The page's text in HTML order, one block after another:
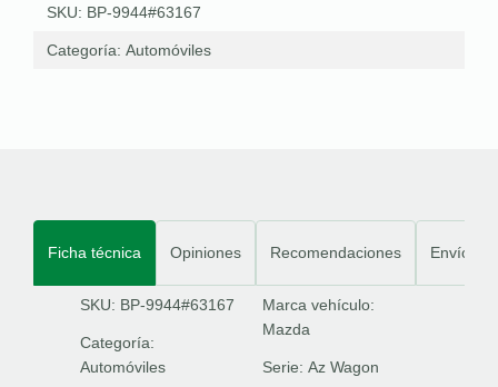
SKU: BP-9944#63167
Categoría: Automóviles
Ficha técnica Opiniones Recomendaciones Envíos
SKU: BP-9944#63167
Categoría:
Automóviles
Marca vehículo:
Mazda
Serie: Az Wagon